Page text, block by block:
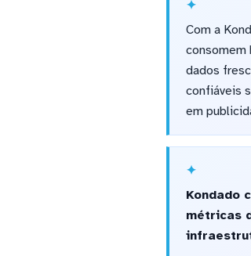
Com a
consomem
dados
confiáveis
em
Kondado
métricas